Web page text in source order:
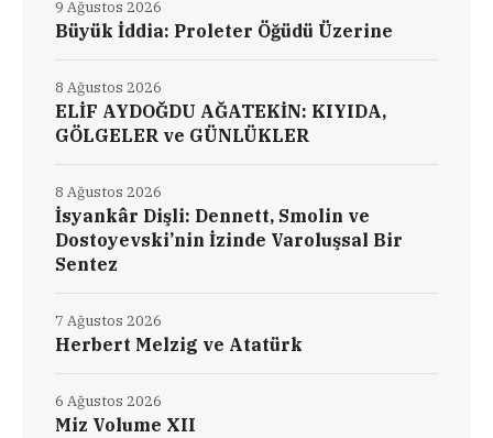
Büyük İddia: Proleter Öğüdü Üzerine
9 Ağustos 2026
ELİF AYDOĞDU AĞATEKİN: KIYIDA,
GÖLGELER ve GÜNLÜKLER
8 Ağustos 2026
İsyankâr Dişli: Dennett, Smolin ve
Dostoyevski’nin İzinde Varoluşsal Bir
Sentez
8 Ağustos 2026
Herbert Melzig ve Atatürk
7 Ağustos 2026
Miz Volume XII
6 Ağustos 2026